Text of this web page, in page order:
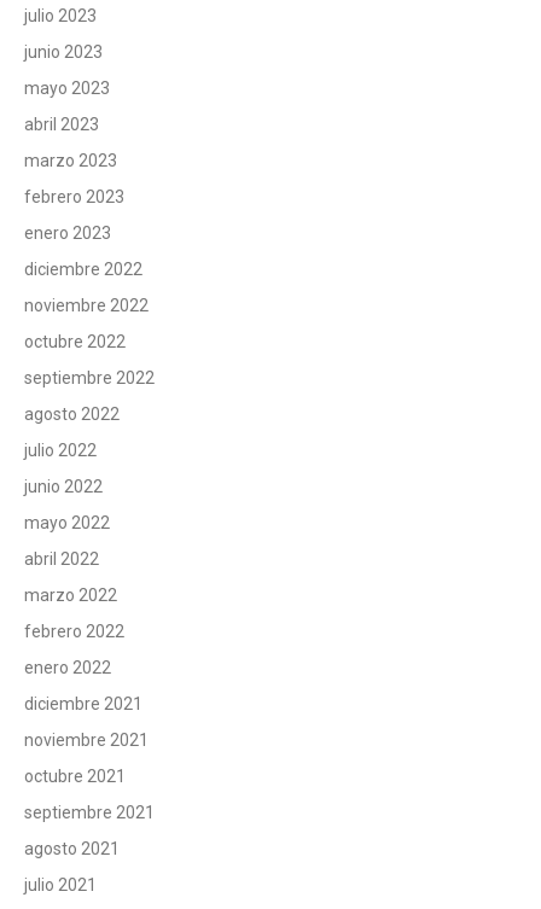
julio 2023
junio 2023
mayo 2023
abril 2023
marzo 2023
febrero 2023
enero 2023
diciembre 2022
noviembre 2022
octubre 2022
septiembre 2022
agosto 2022
julio 2022
junio 2022
mayo 2022
abril 2022
marzo 2022
febrero 2022
enero 2022
diciembre 2021
noviembre 2021
octubre 2021
septiembre 2021
agosto 2021
julio 2021